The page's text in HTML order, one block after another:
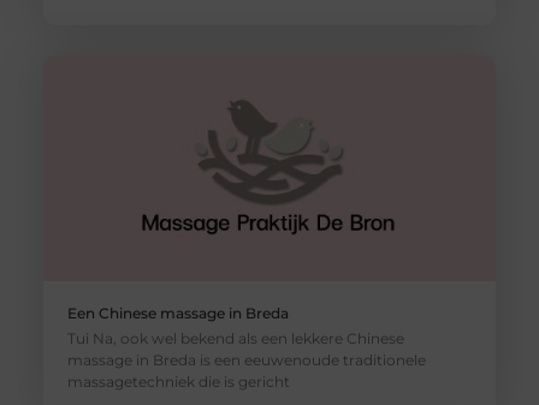
Een Chinese massage in Breda
Tui Na, ook wel bekend als een lekkere Chinese
massage in Breda is een eeuwenoude traditionele
massagetechniek die is gericht